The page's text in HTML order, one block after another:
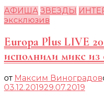
АФИША ЗВЕЗДЫ
эксклюзив
Europa Plus LIVE
исполнили микс из
от Максим Виноградов
03.12.201929.07.2019